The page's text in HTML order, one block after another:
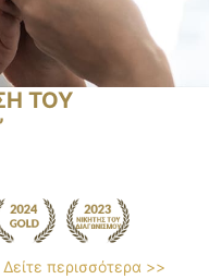
ΤΟΥ
Δείτε περισσότερα >>